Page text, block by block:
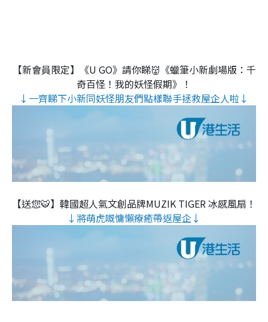
【新會員限定】《U GO》請你睇👹《蠟筆小新劇場版：千
奇百怪！我的妖怪假期》！
↓一齊睇下小新同妖怪朋友們點樣聯手拯救屋企人啦↓
【送您🐯】韓國超人氣文創品牌MUZIK TIGER 冰感風扇！
↓將萌虎嘅慵懶療癒帶返屋企↓